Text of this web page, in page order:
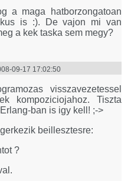
a maga hatborzongatoan
is :). De vajon mi van
a kek taska sem megy?
09-17 17:02:50
visszavezetessel
kompoziciojahoz. Tiszta
ban is igy kell! ;->
beillesztesre:
?